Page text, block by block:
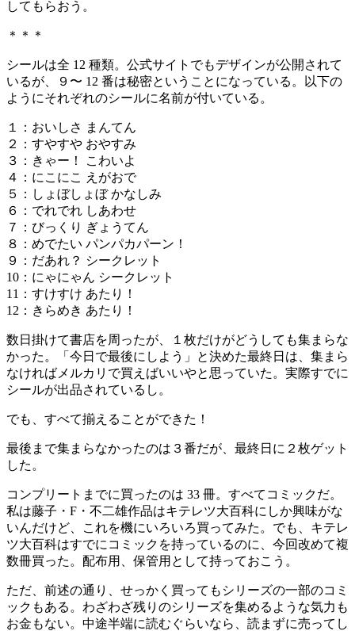
してもらおう。
＊＊＊
シールは全 12 種類。公式サイトでもデザインが公開されて
いるが、９〜 12 番は秘密ということになっている。以下の
ようにそれぞれのシールに名前が付いている。
１：おいしさ まんてん
２：すやすや おやすみ
３：きゃー！ こわいよ
４：にこにこ えがおで
５：しょぼしょぼ かなしみ
６：でれでれ しあわせ
７：びっくり ぎょうてん
８：めでたい パンパカパーン！
９：だあれ？ シークレット
10：にゃにゃん シークレット
11：すけすけ あたり！
12：きらめき あたり！
数日掛けて書店を周ったが、１枚だけがどうしても集まらな
かった。「今日で最後にしよう」と決めた最終日は、集まら
なければメルカリで買えばいいやと思っていた。実際すでに
シールが出品されているし。
でも、すべて揃えることができた！
最後まで集まらなかったのは３番だが、最終日に２枚ゲット
した。
コンプリートまでに買ったのは 33 冊。すべてコミックだ。
私は藤子・F・不二雄作品はキテレツ大百科にしか興味がな
いんだけど、これを機にいろいろ買ってみた。でも、キテレ
ツ大百科はすでにコミックを持っているのに、今回改めて複
数冊買った。配布用、保管用として持っておこう。
ただ、前述の通り、せっかく買ってもシリーズの一部のコミ
ックもある。わざわざ残りのシリーズを集めるような気力も
お金もない。中途半端に読むぐらいなら、読まずに売ってし